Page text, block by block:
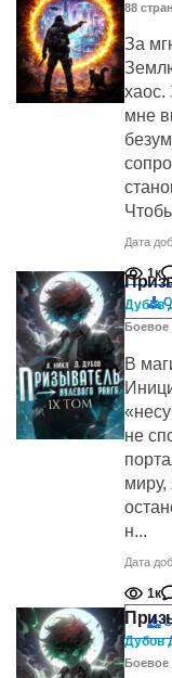
88
За
хаос.
мне
Дата
1к
Дубов
Боевое
В
не
миру,
н...
Дата
1к
Дубов
Боевое